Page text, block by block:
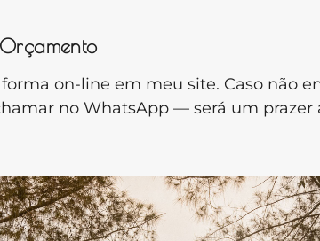
on-line em meu site. Caso não
no WhatsApp — será um prazer